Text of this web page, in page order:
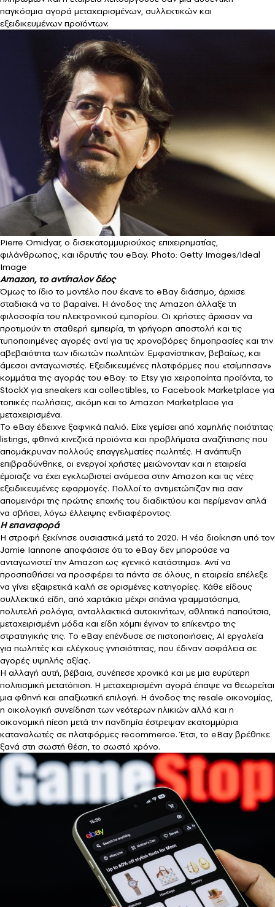
παγκόσμια αγορά μεταχειρισμένων, συλλεκτικών και
εξειδικευμένων προϊόντων.
Pierre Omidyar, ο δισεκατομμυριούχος επιχειρηματίας,
φιλάνθρωπος, και ιδρυτής του eBay. Photo: Getty Images/Ideal
Image
Amazon, το αντίπαλον δέος
Όμως το ίδιο το μοντέλο που έκανε το eBay διάσημο, άρχισε
σταδιακά να το βαραίνει. Η άνοδος της Amazon άλλαξε τη
φιλοσοφία του ηλεκτρονικού εμπορίου. Οι χρήστες άρχισαν να
προτιμούν τη σταθερή εμπειρία, τη γρήγορη αποστολή και τις
τυποποιημένες αγορές αντί για τις χρονοβόρες δημοπρασίες και την
αβεβαιότητα των ιδιωτών πωλητών. Εμφανίστηκαν, βεβαίως, και
άμεσοι ανταγωνιστές. Εξειδικευμένες πλατφόρμες που «τσίμπησαν»
κομμάτια της αγοράς του eBay: το Etsy για χειροποίητα προϊόντα, το
StockX για sneakers και collectibles, το Facebook Marketplace για
τοπικές πωλήσεις, ακόμη και το Amazon Marketplace για
μεταχειρισμένα.
Το eBay έδειχνε ξαφνικά παλιό. Είχε γεμίσει από χαμηλής ποιότητας
listings, φθηνά κινεζικά προϊόντα και προβλήματα αναζήτησης που
απομάκρυναν πολλούς επαγγελματίες πωλητές. Η ανάπτυξη
επιβραδύνθηκε, οι ενεργοί χρήστες μειώνονταν και η εταιρεία
έμοιαζε να έχει εγκλωβιστεί ανάμεσα στην Amazon και τις νέες
εξειδικευμένες εφαρμογές. Πολλοί το αντιμετώπιζαν πια σαν
απομεινάρι της πρώτης εποχής του διαδικτύου και περίμεναν απλά
να σβήσει, λόγω έλλειψης ενδιαφέροντος.
Η επαναφορά
Η στροφή ξεκίνησε ουσιαστικά μετά το 2020. Η νέα διοίκηση υπό τον
Jamie Iannone αποφάσισε ότι το eBay δεν μπορούσε να
ανταγωνιστεί την Amazon ως «γενικό κατάστημα». Αντί να
προσπαθήσει να προσφέρει τα πάντα σε όλους, η εταιρεία επέλεξε
να γίνει εξαιρετικά καλή σε ορισμένες κατηγορίες. Κάθε είδους
συλλεκτικά είδη, από χαρτάκια μέχρι σπάνια γραμματόσημα,
πολυτελή ρολόγια, ανταλλακτικά αυτοκινήτων, αθλητικά παπούτσια,
μεταχειρισμένη μόδα και είδη χόμπι έγιναν το επίκεντρο της
στρατηγικής της. Το eBay επένδυσε σε πιστοποιήσεις, AI εργαλεία
για πωλητές και ελέγχους γνησιότητας, που έδιναν ασφάλεια σε
αγορές υψηλής αξίας.
Η αλλαγή αυτή, βέβαια, συνέπεσε χρονικά και με μια ευρύτερη
πολιτισμική μετατόπιση. Η μεταχειρισμένη αγορά έπαψε να θεωρείται
μια φθηνή και απαξιωτική επιλογή. Η άνοδος της resale οικονομίας,
η οικολογική συνείδηση των νεότερων ηλικιών αλλά και η
οικονομική πίεση μετά την πανδημία έστρεψαν εκατομμύρια
καταναλωτές σε πλατφόρμες recommerce. Έτσι, το eBay βρέθηκε
ξανά στη σωστή θέση, το σωστό χρόνο.